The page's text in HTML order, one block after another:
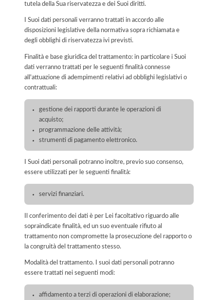
tutela della Sua riservatezza e dei Suoi diritti.
I Suoi dati personali verranno trattati in accordo alle
disposizioni legislative della normativa sopra richiamata e
degli obblighi di riservatezza ivi previsti.
Finalità e base giuridica del trattamento: in particolare i Suoi
dati verranno trattati per le seguenti finalità connesse
all'attuazione di adempimenti relativi ad obblighi legislativi o
contrattuali:
gestione dei rapporti durante le operazioni di
acquisto;
programmazione delle attività;
strumenti di pagamento elettronico.
I Suoi dati personali potranno inoltre, previo suo consenso,
essere utilizzati per le seguenti finalità:
servizi finanziari.
Il conferimento dei dati è per Lei facoltativo riguardo alle
sopraindicate finalità, ed un suo eventuale rifiuto al
trattamento non compromette la prosecuzione del rapporto o
la congruità del trattamento stesso.
Modalità del trattamento. I suoi dati personali potranno
essere trattati nei seguenti modi:
affidamento a terzi di operazioni di elaborazione;